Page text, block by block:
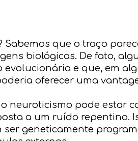
que o traço
biológicas. De fato,
e que, em
oferecer uma
neuroticismo pode estar
a um ruído repentino.
geneticamente